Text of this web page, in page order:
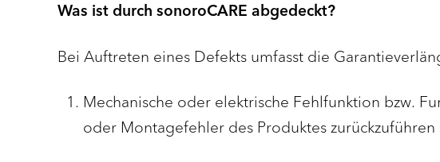
Was ist durch sonoroCARE abgedeckt?
Bei Auftreten eines Defekts umfasst die
Mechanische oder elektrische Fehlfunktion bzw.
oder Montagefehler des Produktes zurückzuführen